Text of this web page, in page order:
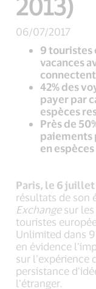
2013)
06/07/2017
9 touristes
vacances
42% des
payer par
espèces
Près de
paiements
en espèces
Paris, le 6 juillet
résultats de son
Exchangesur les
touristes
Unlimited dans
en évidence
sur l’expérience
persistance
l’étranger.